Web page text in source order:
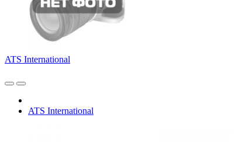
ATS International
ATS International